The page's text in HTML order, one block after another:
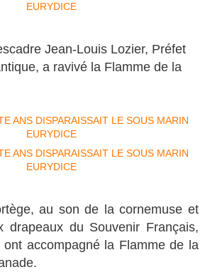
Jean-Louis Lozier, Préfet
a ravivé la Flamme de la
au son de la cornemuse et
drapeaux du Souvenir Français,
accompagné la Flamme de la